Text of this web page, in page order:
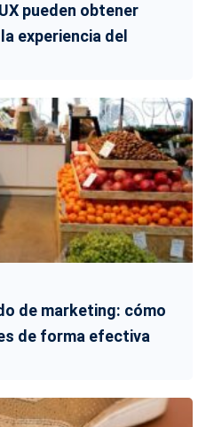
pueden obtener
experiencia del
de marketing: cómo
de forma efectiva